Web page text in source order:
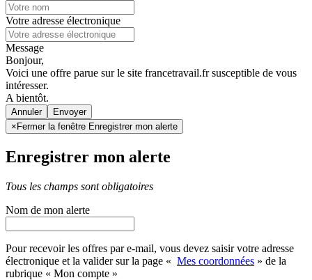
Votre adresse électronique
Message
Bonjour,
Voici une offre parue sur le site francetravail.fr susceptible de vous
intéresser.
A bientôt.
Annuler
× Fermer la fenêtre Enregistrer mon alerte
Enregistrer mon alerte
Tous les champs sont obligatoires
Nom de mon alerte
Pour recevoir les offres par e-mail, vous devez saisir votre adresse
électronique et la valider sur la page « Mes coordonnées » de la
rubrique « Mon compte »